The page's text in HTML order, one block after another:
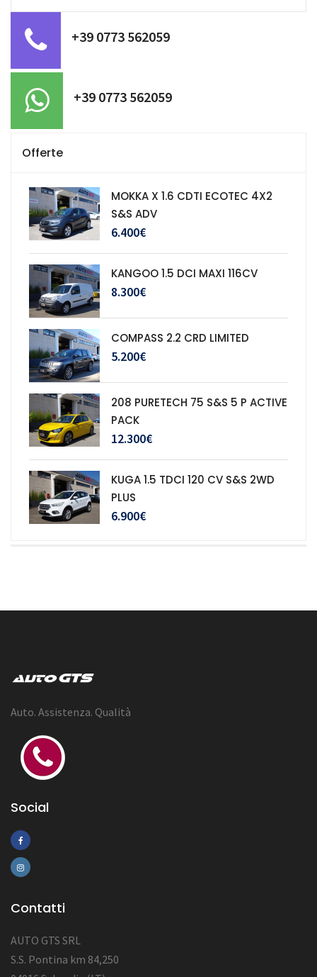
+39 0773 562059
+39 0773 562059
Offerte
MOKKA X 1.6 CDTI ECOTEC 4X2
S&S ADV
6.400€
KANGOO 1.5 DCI MAXI 116CV
8.300€
COMPASS 2.2 CRD LIMITED
5.200€
208 PURETECH 75 S&S 5 P ACTIVE
PACK
12.300€
KUGA 1.5 TDCI 120 CV S&S 2WD
PLUS
6.900€
Auto. Assistenza. Qualità
Social
Contatti
AUTO GTS SRL
S.S. Pontina km 84,250